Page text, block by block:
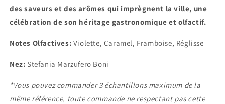
des saveurs et des arômes qui imprègnent la ville, une
célébration de son héritage gastronomique et olfactif.
Notes Olfactives: Violette, Caramel, Framboise, Réglisse
Nez: Stefania Marzufero Boni
*Vous pouvez commander 3 échantillons maximum de la
même référence, toute commande ne respectant pas cette